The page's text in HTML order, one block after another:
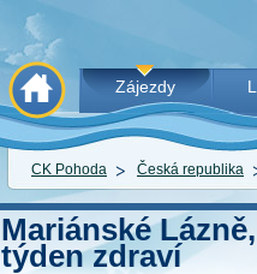
Zájezdy
CK Pohoda Česká republika
Mariánské
týden zdraví